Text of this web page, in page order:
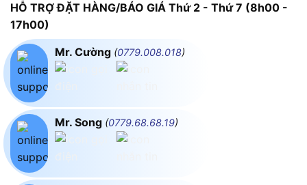
HỖ TRỢ ĐẶT HÀNG/BÁO GIÁ Thứ 2 - Thứ 7 (8h00 -
17h00)
Mr. Cường (0779.008.018)
Mr. Song (0779.68.68.19)